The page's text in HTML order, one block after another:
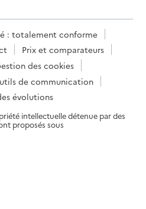
: totalement conforme
Prix et comparateurs
des cookies
de communication
évolutions
intellectuelle détenue par des
proposés sous